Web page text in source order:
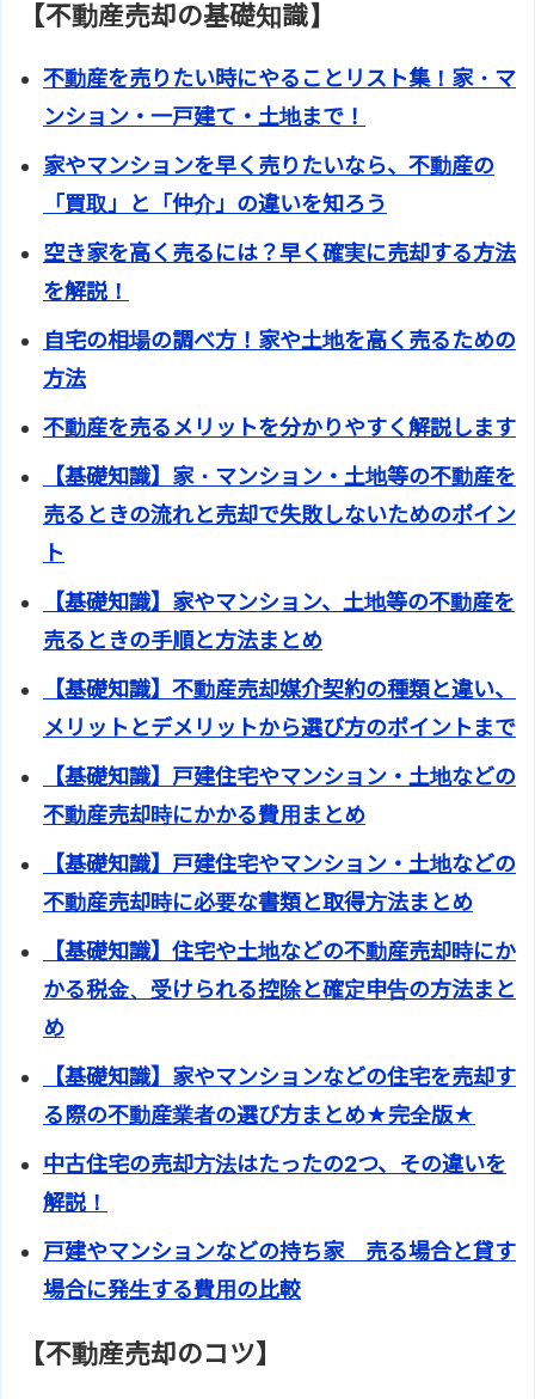
【不動産売却の基礎知識】
不動産を売りたい時にやることリスト集！家・マ
ンション・一戸建て・土地まで！
家やマンションを早く売りたいなら、不動産の
「買取」と「仲介」の違いを知ろう
空き家を高く売るには？早く確実に売却する方法
を解説！
自宅の相場の調べ方！家や土地を高く売るための
方法
不動産を売るメリットを分かりやすく解説します
【基礎知識】家・マンション・土地等の不動産を
売るときの流れと売却で失敗しないためのポイン
ト
【基礎知識】家やマンション、土地等の不動産を
売るときの手順と方法まとめ
【基礎知識】不動産売却媒介契約の種類と違い、
メリットとデメリットから選び方のポイントまで
【基礎知識】戸建住宅やマンション・土地などの
不動産売却時にかかる費用まとめ
【基礎知識】戸建住宅やマンション・土地などの
不動産売却時に必要な書類と取得方法まとめ
【基礎知識】住宅や土地などの不動産売却時にか
かる税金、受けられる控除と確定申告の方法まと
め
【基礎知識】家やマンションなどの住宅を売却す
る際の不動産業者の選び方まとめ★完全版★
中古住宅の売却方法はたったの2つ、その違いを
解説！
戸建やマンションなどの持ち家 売る場合と貸す
場合に発生する費用の比較
【不動産売却のコツ】